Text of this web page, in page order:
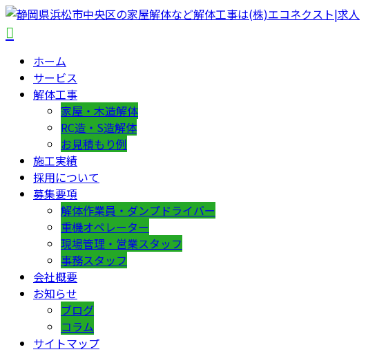
ホーム
サービス
解体工事
家屋・木造解体
RC造・S造解体
お見積もり例
施工実績
採用について
募集要項
解体作業員・ダンプドライバー
重機オペレーター
現場管理・営業スタッフ
事務スタッフ
会社概要
お知らせ
ブログ
コラム
サイトマップ